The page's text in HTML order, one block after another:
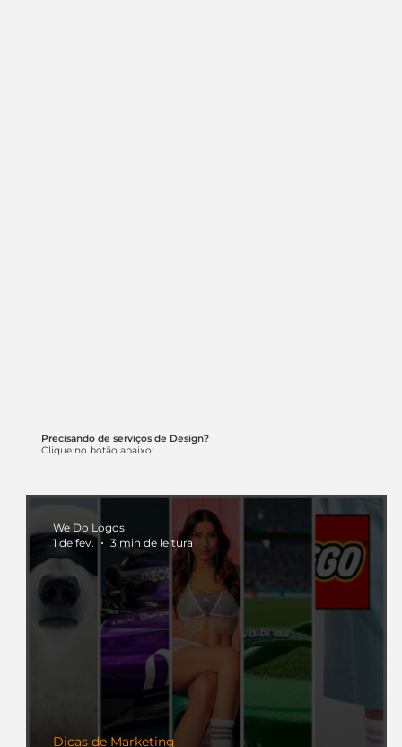
Precisando de serviços de Design?
Clique no botão abaixo:
Dicas de Marketing
We Do Logos
1 de fev.
3 min de leitura